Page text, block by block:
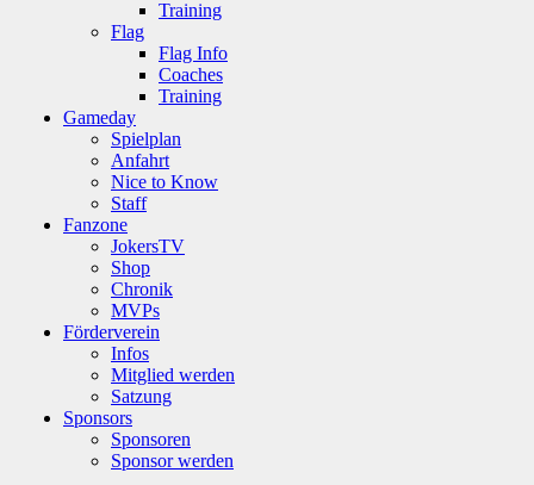
Training
Flag
Flag Info
Coaches
Training
Gameday
Spielplan
Anfahrt
Nice to Know
Staff
Fanzone
JokersTV
Shop
Chronik
MVPs
Förderverein
Infos
Mitglied werden
Satzung
Sponsors
Sponsoren
Sponsor werden